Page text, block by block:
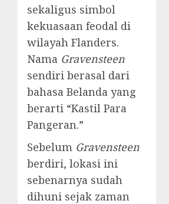
sekaligus simbol
kekuasaan feodal di
wilayah Flanders.
Nama Gravensteen
sendiri berasal dari
bahasa Belanda yang
berarti “Kastil Para
Pangeran.”
Sebelum Gravensteen
berdiri, lokasi ini
sebenarnya sudah
dihuni sejak zaman